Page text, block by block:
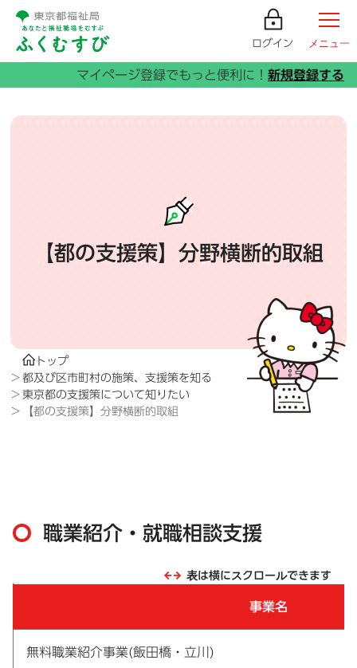
ログイン メニュー
【都の支援策】分野横断的取組
トップ
都及び区市町村の施策、支援策を知る
東京都の支援策について知りたい
【都の支援策】分野横断的取組
職業紹介・就職相談支援
表は横にスクロールできます
事業名
無料職業紹介事業(飯田橋・立川)